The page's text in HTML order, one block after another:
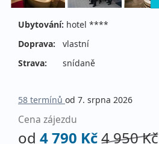
Ubytování: hotel ****
Doprava:
vlastní
Strava:
snídaně
58 termínů od 7. srpna 2026
Cena zájezdu
od 4 790 Kč4 950 Kč